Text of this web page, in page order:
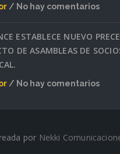
No hay comentarios
ESTABLECE NUEVO
DE ASAMBLEAS DE
No hay comentarios
por Nekki